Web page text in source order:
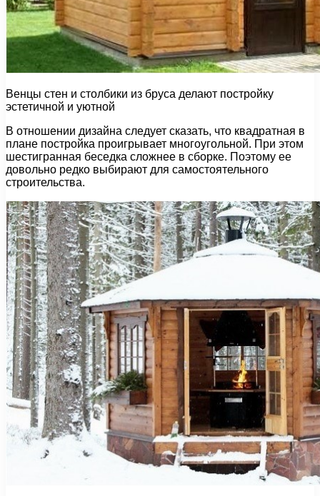
Венцы стен и столбики из бруса делают постройку
эстетичной и уютной
В отношении дизайна следует сказать, что квадратная в
плане постройка проигрывает многоугольной. При этом
шестигранная беседка сложнее в сборке. Поэтому ее
довольно редко выбирают для самостоятельного
строительства.